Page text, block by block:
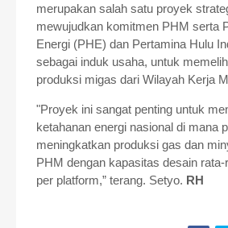
merupakan salah satu proyek
mewujudkan komitmen PHM serta
Energi (PHE) dan Pertamina Hulu
sebagai induk usaha, untuk
produksi migas dari Wilayah Kerja
"Proyek ini sangat penting untuk
ketahanan energi nasional di mana
meningkatkan produksi gas dan
PHM dengan kapasitas desain
per platform,” terang. Setyo. RH